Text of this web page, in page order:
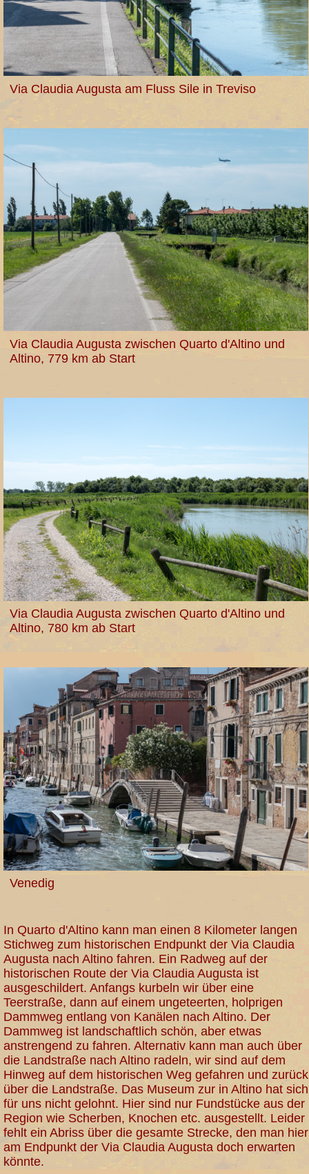
Via Claudia Augusta am Fluss Sile in Treviso
Via Claudia Augusta zwischen Quarto d'Altino und
Altino, 779 km ab Start
Via Claudia Augusta zwischen Quarto d'Altino und
Altino, 780 km ab Start
Venedig
In Quarto d'Altino kann man einen 8 Kilometer langen
Stichweg zum historischen Endpunkt der Via Claudia
Augusta nach Altino fahren. Ein Radweg auf der
historischen Route der Via Claudia Augusta ist
ausgeschildert. Anfangs kurbeln wir über eine
Teerstraße, dann auf einem ungeteerten, holprigen
Dammweg entlang von Kanälen nach Altino. Der
Dammweg ist landschaftlich schön, aber etwas
anstrengend zu fahren. Alternativ kann man auch über
die Landstraße nach Altino radeln, wir sind auf dem
Hinweg auf dem historischen Weg gefahren und zurück
über die Landstraße. Das Museum zur in Altino hat sich
für uns nicht gelohnt. Hier sind nur Fundstücke aus der
Region wie Scherben, Knochen etc. ausgestellt. Leider
fehlt ein Abriss über die gesamte Strecke, den man hier
am Endpunkt der Via Claudia Augusta doch erwarten
könnte.